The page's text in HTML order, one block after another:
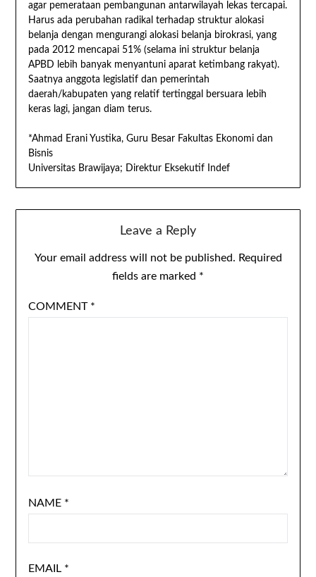
agar pemerataan pembangunan antarwilayah lekas tercapai.
Harus ada perubahan radikal terhadap struktur alokasi
belanja dengan mengurangi alokasi belanja birokrasi, yang
pada 2012 mencapai 51% (selama ini struktur belanja
APBD lebih banyak menyantuni aparat ketimbang rakyat).
Saatnya anggota legislatif dan pemerintah
daerah/kabupaten yang relatif tertinggal bersuara lebih
keras lagi, jangan diam terus.
*Ahmad Erani Yustika, Guru Besar Fakultas Ekonomi dan
Bisnis
Universitas Brawijaya; Direktur Eksekutif Indef
Leave a Reply
Your email address will not be published. Required
fields are marked *
COMMENT *
NAME *
EMAIL *